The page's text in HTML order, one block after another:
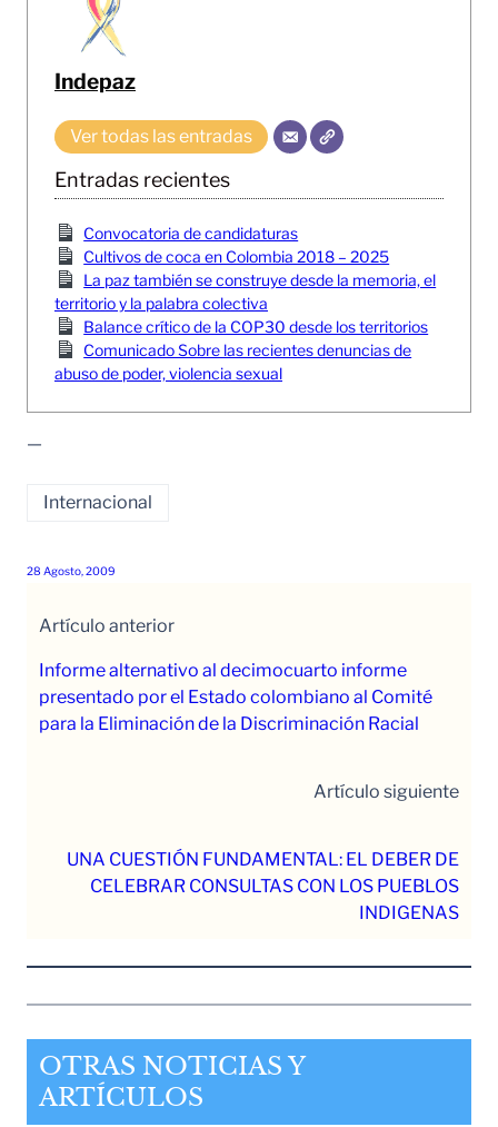
Indepaz
Ver todas las entradas
Entradas recientes
Convocatoria de candidaturas
Cultivos de coca en Colombia 2018 – 2025
La paz también se construye desde la memoria, el
territorio y la palabra colectiva
Balance crítico de la COP30 desde los territorios
Comunicado Sobre las recientes denuncias de
abuso de poder, violencia sexual
—
Internacional
28 Agosto, 2009
Artículo anterior
Informe alternativo al decimocuarto informe
presentado por el Estado colombiano al Comité
para la Eliminación de la Discriminación Racial
Artículo siguiente
UNA CUESTIÓN FUNDAMENTAL: EL DEBER DE
CELEBRAR CONSULTAS CON LOS PUEBLOS
INDIGENAS
OTRAS NOTICIAS Y
ARTÍCULOS